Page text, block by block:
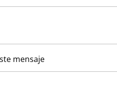
mensaje